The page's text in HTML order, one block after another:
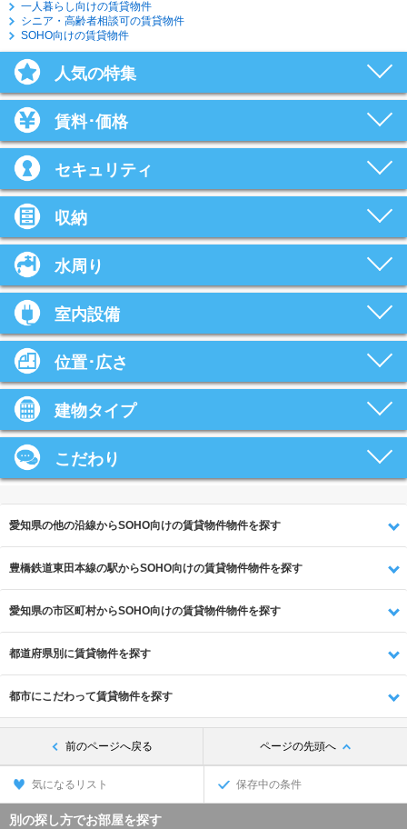
一人暮らし向けの賃貸物件
シニア・高齢者相談可の賃貸物件
SOHO向けの賃貸物件
人気の特集
賃料･価格
セキュリティ
収納
水周り
室内設備
位置･広さ
建物タイプ
こだわり
愛知県の他の沿線からSOHO向けの賃貸物件物件を探す
豊橋鉄道東田本線の駅からSOHO向けの賃貸物件物件を探す
愛知県の市区町村からSOHO向けの賃貸物件物件を探す
都道府県別に賃貸物件を探す
都市にこだわって賃貸物件を探す
前のページへ戻る ページの先頭へ
気になるリスト 保存中の条件
別の探し方でお部屋を探す